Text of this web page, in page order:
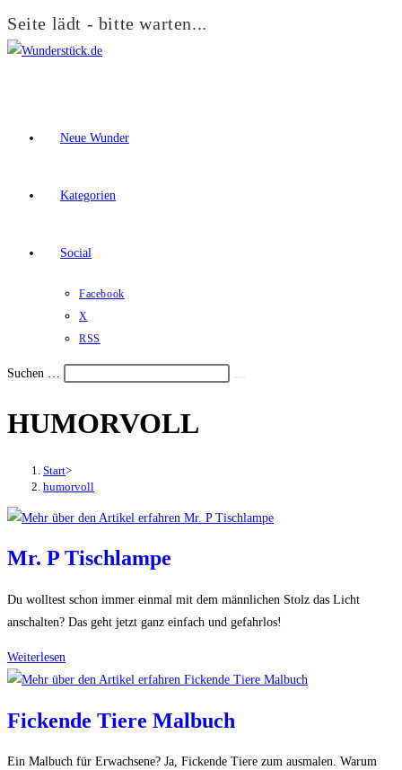
Seite lädt - bitte warten...
Zum
Neue Wunder
Kategorien
Social
Facebook
X
RSS
Suchen …
den
das
aus-
einzuklappen
HUMORVOLL
Start>
humorvoll
Mr. P Tischlampe
Du wolltest schon immer einmal mit dem männlichen Stolz das Licht
anschalten? Das geht jetzt ganz einfach und gefahrlos!
Weiterlesen
P
Fickende Tiere Malbuch
Ein Malbuch für Erwachsene? Ja, Fickende Tiere zum ausmalen. Warum